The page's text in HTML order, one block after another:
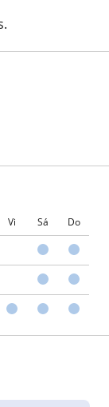
Vi Sá Do